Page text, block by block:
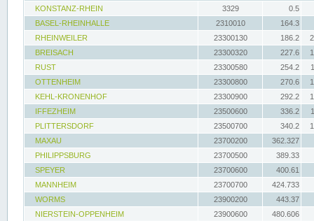
KONSTANZ-RHEIN
3329
0.5
BASEL-RHEINHALLE
2310010
164.3
RHEINWEILER
23300130 186.2
BREISACH
23300320 227.6
RUST
23300580 254.2
OTTENHEIM
23300800 270.6
KEHL-KRONENHOF
23300900 292.2
IFFEZHEIM
23500600 336.2
PLITTERSDORF
23500700 340.2
MAXAU
23700200
362.327
PHILIPPSBURG
23700500
389.33
SPEYER
23700600
400.61
MANNHEIM
23700700
424.733
WORMS
23900200
443.37
NIERSTEIN-OPPENHEIM
23900600
480.606